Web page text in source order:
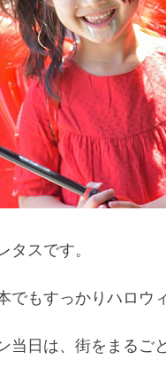
タスです。
でもすっかりハロウ
当日は、街をまるご